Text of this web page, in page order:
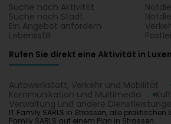
Suche nach Aktivität
Suche nach Stadt
Ein Angebot anfordern
Lebensstill
Rufen Sie direkt eine Aktivität in
Autowerkstatt, Verkehr und Mobilität
Kommunikation und Multimedia
Verwaltung und andere
IT Family SARLS in Strassen, alle
Family SARLS auf einem Plan in Strassen.